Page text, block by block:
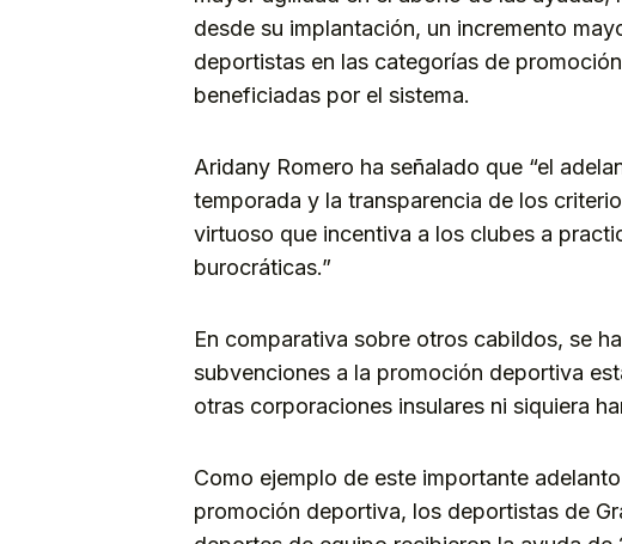
desde su implantación, un incremento
deportistas en las categorías de
beneficiadas por el sistema.
Aridany Romero ha señalado que “el
temporada y la transparencia de los
virtuoso que incentiva a los clubes a
burocráticas.”
En comparativa sobre otros cabildos, se
subvenciones a la promoción deportiva
otras corporaciones insulares ni siquiera
Como ejemplo de este importante
promoción deportiva, los deportistas de